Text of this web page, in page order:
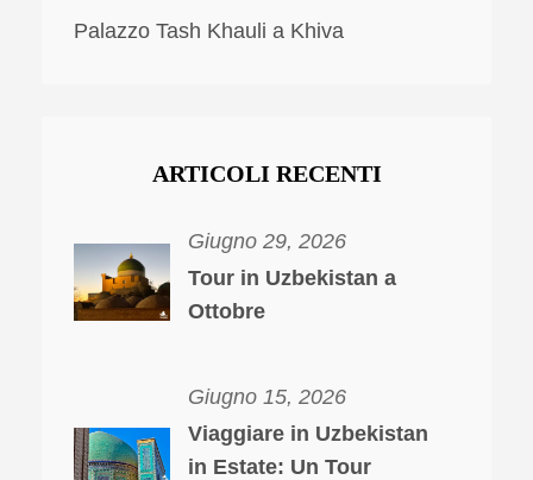
Palazzo Tash Khauli a Khiva
ARTICOLI RECENTI
Giugno 29, 2026
Tour in Uzbekistan a
Ottobre
Giugno 15, 2026
Viaggiare in Uzbekistan
in Estate: Un Tour